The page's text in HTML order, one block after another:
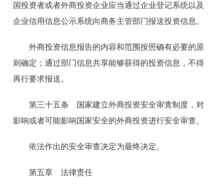
国投资者或者外商投资企业应当通过企业登记系统以及
企业信用信息公示系统向商务主管部门报送投资信息。
外商投资信息报告的内容和范围按照确有必要的原
则确定；通过部门信息共享能够获得的投资信息，不得
再行要求报送。
第三十五条 国家建立外商投资安全审查制度，对
影响或者可能影响国家安全的外商投资进行安全审查。
依法作出的安全审查决定为最终决定。
第五章 法律责任